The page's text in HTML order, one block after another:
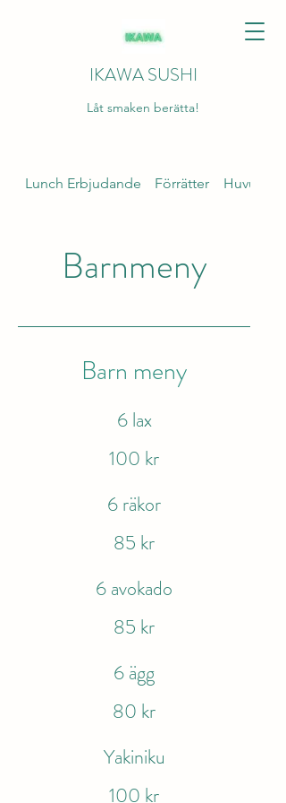
IKAWA SUSHI
Låt smaken berätta!
Lunch Erbjudande Förrätter
Barnmeny
Barn meny
6 lax
100 kr
6 räkor
85 kr
6 avokado
85 kr
6 ägg
80 kr
Yakiniku
100 kr